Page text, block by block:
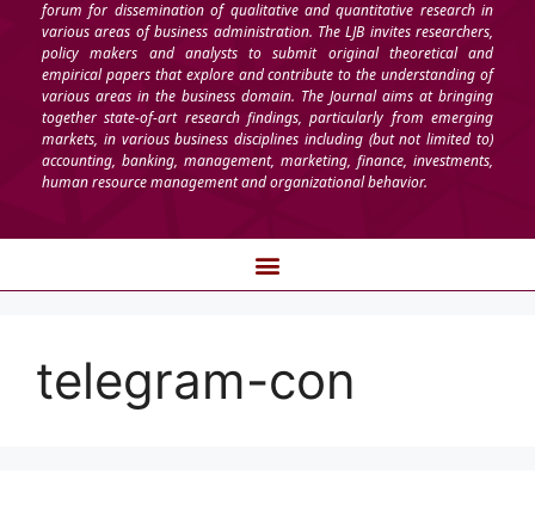
forum for dissemination of qualitative and quantitative research in
various areas of business administration. The LJB invites researchers,
policy makers and analysts to submit original theoretical and
empirical papers that explore and contribute to the understanding of
various areas in the business domain. The Journal aims at bringing
together state-of-art research findings, particularly from emerging
markets, in various business disciplines including (but not limited to)
accounting, banking, management, marketing, finance, investments,
human resource management and organizational behavior.
telegram-con